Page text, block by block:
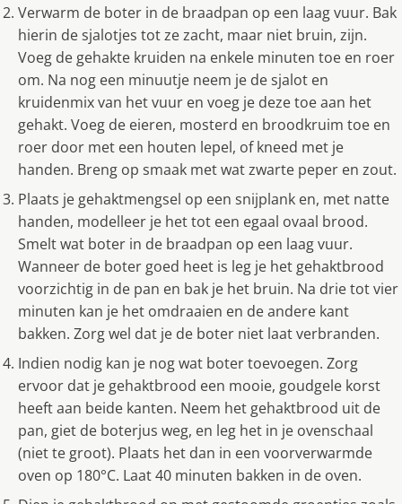
Verwarm de boter in de braadpan op een laag vuur. Bak
hierin de sjalotjes tot ze zacht, maar niet bruin, zijn.
Voeg de gehakte kruiden na enkele minuten toe en roer
om. Na nog een minuutje neem je de sjalot en
kruidenmix van het vuur en voeg je deze toe aan het
gehakt. Voeg de eieren, mosterd en broodkruim toe en
roer door met een houten lepel, of kneed met je
handen. Breng op smaak met wat zwarte peper en zout.
Plaats je gehaktmengsel op een snijplank en, met natte
handen, modelleer je het tot een egaal ovaal brood.
Smelt wat boter in de braadpan op een laag vuur.
Wanneer de boter goed heet is leg je het gehaktbrood
voorzichtig in de pan en bak je het bruin. Na drie tot vier
minuten kan je het omdraaien en de andere kant
bakken. Zorg wel dat je de boter niet laat verbranden.
Indien nodig kan je nog wat boter toevoegen. Zorg
ervoor dat je gehaktbrood een mooie, goudgele korst
heeft aan beide kanten. Neem het gehaktbrood uit de
pan, giet de boterjus weg, en leg het in je ovenschaal
(niet te groot). Plaats het dan in een voorverwarmde
oven op 180°C. Laat 40 minuten bakken in de oven.